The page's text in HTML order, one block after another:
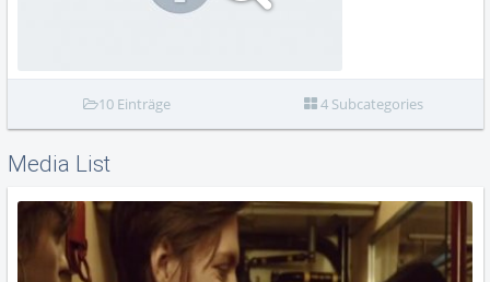
10 Einträge 4 Subcategories
Media List